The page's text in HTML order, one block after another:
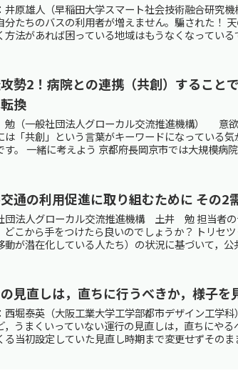
井原雄人（早稲田大学スマート社会技術融合研究
分たちのバスの利用者が増えません。騙された！
方法があれば困っている地域はもうなくなっている
勢2！病院との連携（共創）すること
換
（一般社団法人グローカル交流推進機構） 意欲
は「共創」という言葉がキーワードになっている
す。 一緒に考えよう 京都府長岡京市では大規模病
通の利用促進に取り組むために その2
団法人グローカル交流推進機構 土井 勉 担当者の
どこから手をつけたら良いのでしょうか？ トリセ
動が潜在化している人たち）の状況に基づいて，公
見直しは，直ちに行うべきか，様子を
西堀泰英（大阪工業大学工学部都市デザイン工学
，うまくいっていない運行の見直しは，直ちにや
る当初設定していた見直し時期まで変更せずそのま